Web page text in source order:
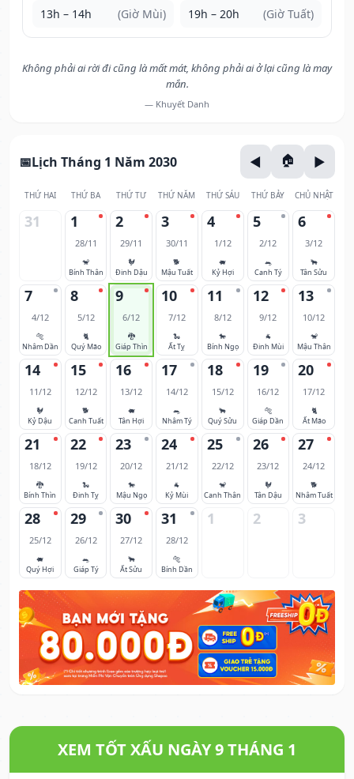
13h – 14h (Giờ Mùi) 19h – 20h (Giờ Tuất)
Không phải ai rời đi cũng là mất mát, không phải ai ở lại cũng là may
mắn.
— Khuyết Danh
Lịch Tháng 1 Năm 2030
THỨ HAI THỨ BA THỨ TƯ THỨ NĂM THỨ SÁU THỨ BẢY CHỦ NHẬT
31 1
28/11
🐒
Bính Thân
2
29/11
🐓
Đinh Dậu
3
30/11
🐕
Mậu Tuất
4
1/12
🐖
Kỷ Hợi
5
2/12
🐀
Canh Tý
6
3/12
🐂
Tân Sửu
7
4/12
🐅
Nhâm Dần
8
5/12
🐈
Quý Mão
9
6/12
🐉
Giáp Thìn
10
7/12
🐍
Ất Tỵ
11
8/12
🐎
Bính Ngọ
12
9/12
🐐
Đinh Mùi
13
10/12
🐒
Mậu Thân
14
11/12
🐓
Kỷ Dậu
15
12/12
🐕
Canh Tuất
16
13/12
🐖
Tân Hợi
17
14/12
🐀
Nhâm Tý
18
15/12
🐂
Quý Sửu
19
16/12
🐅
Giáp Dần
20
17/12
🐈
Ất Mão
21
18/12
🐉
Bính Thìn
22
19/12
🐍
Đinh Tỵ
23
20/12
🐎
Mậu Ngọ
24
21/12
🐐
Kỷ Mùi
25
22/12
🐒
Canh Thân
26
23/12
🐓
Tân Dậu
27
24/12
🐕
Nhâm Tuất
28
25/12
🐖
Quý Hợi
29
26/12
🐀
Giáp Tý
30
27/12
🐂
Ất Sửu
31
28/12
🐅
Bính Dần
1 2 3
XEM TỐT XẤU NGÀY 9 THÁNG 1